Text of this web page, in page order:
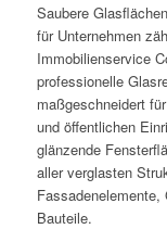
Saubere
für Unternehmen
Immobilienservice
professionelle
maßgeschneidert
und öffentlichen
glänzende
aller verglasten
Bauteile.